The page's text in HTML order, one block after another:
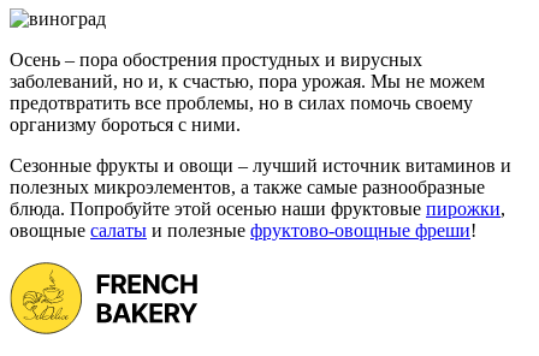
Осень – пора обострения простудных и вирусных
заболеваний, но и, к счастью, пора урожая. Мы не можем
предотвратить все проблемы, но в силах помочь своему
организму бороться с ними.
Сезонные фрукты и овощи – лучший источник витаминов и
полезных микроэлементов, а также самые разнообразные
блюда. Попробуйте этой осенью наши фруктовые пирожки,
овощные салаты и полезные фруктово-овощные фреши!